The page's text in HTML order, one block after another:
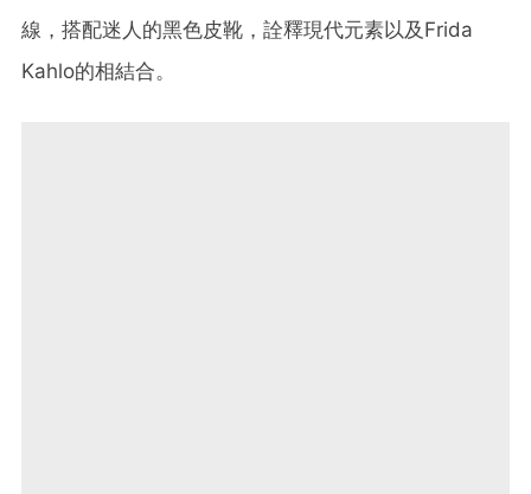
線，搭配迷人的黑色皮靴，詮釋現代元素以及Frida
Kahlo的相結合。